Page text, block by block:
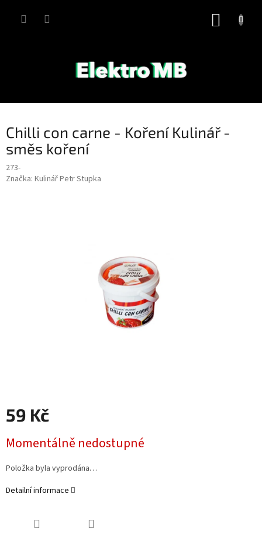
Chilli con carne - Koření Kulinář -
směs koření
273-
Značka: Kulinář Petr Stupka
59 Kč
cena:
Momentálně nedostupné
Položka byla vyprodána…
Detailní informace